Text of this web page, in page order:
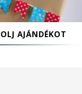
AJÁNDÉKOT